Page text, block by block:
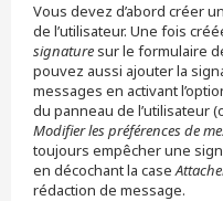
Vous devez d’abord créer
de l’utilisateur. Une fois
signature sur le formulaire
pouvez aussi ajouter la
messages en activant
du panneau de l’utilisateur
Modifier les préférences de
toujours empêcher une
en décochant la case
rédaction de message.